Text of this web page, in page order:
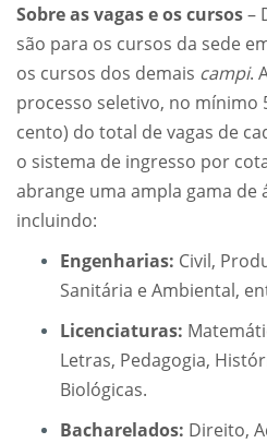
Sobre as vagas e os cursos–
são para os cursos da sede
os cursos dos demais campi.
processo seletivo, no mínimo
cento) do total de vagas de
o sistema de ingresso por
abrange uma ampla gama de
incluindo:
Engenharias: Civil,
Sanitária e Ambiental,
Licenciaturas:
Letras, Pedagogia,
Biológicas.
Bacharelados: Direito,